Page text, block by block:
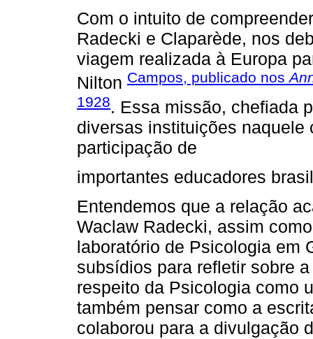
Com o intuito de
Radecki e Claparède, nos
viagem realizada à Europa
Nilton Campos, publicado nos
1928. Essa missão, chefiada
diversas instituições naquele
participação de
importantes educadores
Entendemos que a relação
Waclaw Radecki, assim
laboratório de Psicologia em
subsídios para refletir sobre
respeito da Psicologia como
também pensar como a
colaborou para a divulgação